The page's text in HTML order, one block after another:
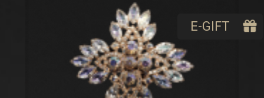
E-GIFT